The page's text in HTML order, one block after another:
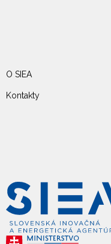
O SIEA
Kontakty